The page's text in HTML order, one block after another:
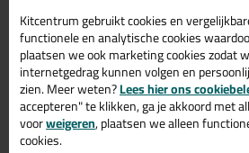
Wil je meer weten over de toepassing en
product?Lees alles over dit product >
Gerelateerde
Kitcentrum gebruikt cookies en
functionele en analytische cookies
plaatsen we ook marketing cookies zodat
internetgedrag kunnen volgen en
zien. Meer weten?Lees hier ons
accepteren" te klikken, ga je akkoord met
voorweigeren, plaatsen we alleen
cookies.